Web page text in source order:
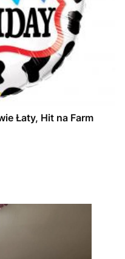
Łaty, Hit na Farm